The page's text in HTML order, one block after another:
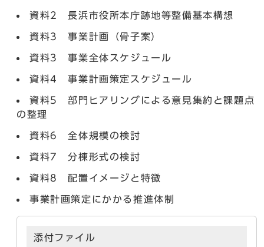
資料2 長浜市役所本庁跡地等整備基本構想
資料3 事業計画（骨子案）
資料3 事業全体スケジュール
資料4 事業計画策定スケジュール
資料5 部門ヒアリングによる意見集約と課題点
の整理
資料6 全体規模の検討
資料7 分棟形式の検討
資料8 配置イメージと特徴
事業計画策定にかかる推進体制
添付ファイル